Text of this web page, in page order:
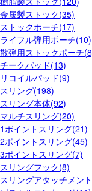
金属製ストック(35)
ストックポーチ(17)
ライフル弾用ポーチ(10)
散弾用ストックポーチ
チークパッド(13)
リコイルパッド(9)
スリング(198)
スリング本体(92)
マルチスリング(20)
1ポイントスリング(21)
2ポイントスリング(45)
3ポイントスリング(7)
スリングフック(8)
スリングアタッチメン